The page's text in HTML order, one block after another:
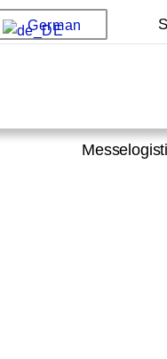
German